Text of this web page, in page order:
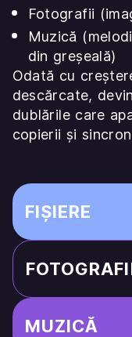
Fotografii
Muzică
din greșeală)
Odată cu
descărcate,
dublările care
copierii și
FIȘIERE
MUZICĂ